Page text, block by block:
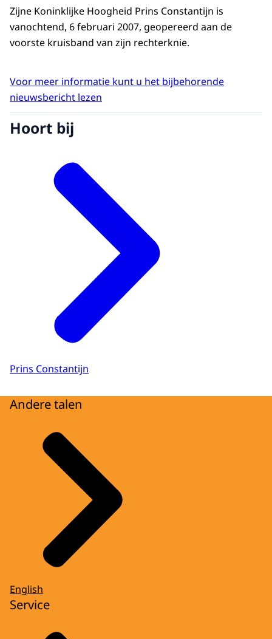
Zijne Koninklijke Hoogheid Prins Constantijn is
vanochtend, 6 februari 2007, geopereerd aan de
voorste kruisband van zijn rechterknie.
Voor meer informatie kunt u het bijbehorende
nieuwsbericht lezen
Hoort bij
Prins Constantijn
Andere talen
English
Service